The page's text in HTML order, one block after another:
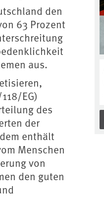
den
63 Prozent
aus.
EG)
des
der
enthält
Menschen
von
den guten